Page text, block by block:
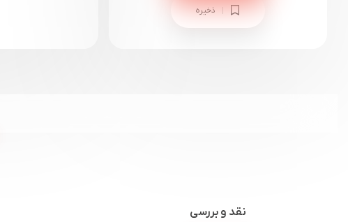
ذخیره
نقد و بررسی